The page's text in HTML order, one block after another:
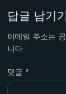
답글 남기
이메일 주소는
니다
댓글 *